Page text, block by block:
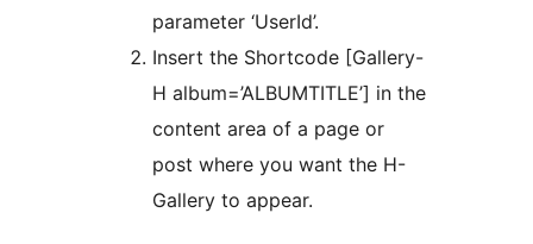
parameter ‘UserId’.
Insert the Shortcode [Gallery-
H album=’ALBUMTITLE’] in the
content area of a page or
post where you want the H-
Gallery to appear.